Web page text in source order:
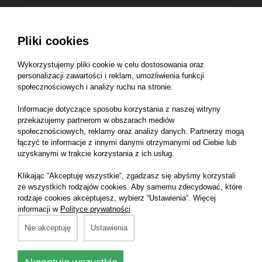
Adres e-mail:*
Treść wiadomości:*
Chcę otrzymać na mój adres e-mail odpowiedź od
Medream Paulina Rodziewicz Norbert Ropiak s.c. na
Pliki cookies
Wykorzystujemy pliki cookie w celu dostosowania oraz
personalizacji zawartości i reklam, umożliwienia funkcji
społecznościowych i analizy ruchu na stronie.
Informacje dotyczące sposobu korzystania z naszej witryny
przekazujemy partnerom w obszarach mediów
społecznościowych, reklamy oraz analizy danych. Partnerzy mogą
łączyć te informacje z innymi danymi otrzymanymi od Ciebie lub
uzyskanymi w trakcie korzystania z ich usług.
Klikając “Akceptuję wszystkie“, zgadzasz się abyśmy korzystali
ze wszystkich rodzajów cookies. Aby samemu zdecydować, które
rodzaje cookies akceptujesz, wybierz “Ustawienia“. Więcej
informacji w Polityce prywatności
Nie akceptuję Ustawienia